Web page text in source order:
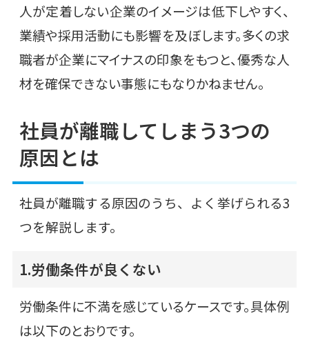
人が定着しない企業のイメージは低下しやすく、
業績や採用活動にも影響を及ぼします。多くの求
職者が企業にマイナスの印象をもつと、優秀な人
材を確保できない事態にもなりかねません。
社員が離職してしまう3つの
原因とは
社員が離職する原因のうち、よく挙げられる3
つを解説します。
1.労働条件が良くない
労働条件に不満を感じているケースです。具体例
は以下のとおりです。